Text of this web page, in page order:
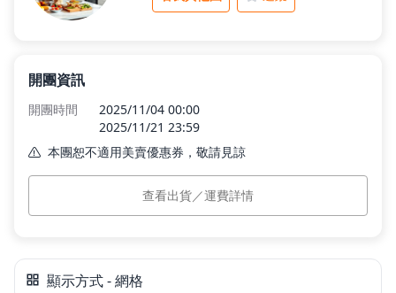
熱銷排行
開團資訊
開團時間
2025/11/04 00:00
2025/11/21 23:59
本團恕不適用美賣優惠券，敬請見諒
本島運費
$100(滿 $1,199 免運)
(滿 $1,399 免運)
🎊雙11優惠方案 🎊
活動時間11/1~11/21
查看出貨／運費詳情
顯示方式 - 網格